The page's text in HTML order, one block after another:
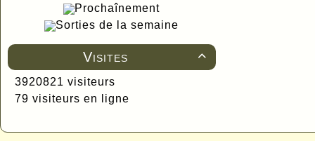
Prochaînement
Sorties de la semaine

Visites
3920821 visiteurs
79 visiteurs en ligne